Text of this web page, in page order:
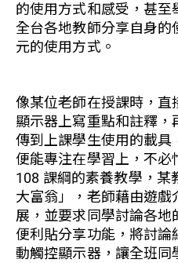
的使用方式和感受，甚
全台各地教師分享自身
元的使用方式。
像某位老師在授課時，直
顯示器上寫重點和註釋
傳到上課學生使用的載
便能專注在學習上，不必
108 課綱的素養教學，某
大富翁」，老師藉由遊
展，並要求同學討論各
便利貼分享功能，將討論
動觸控顯示器，讓全班